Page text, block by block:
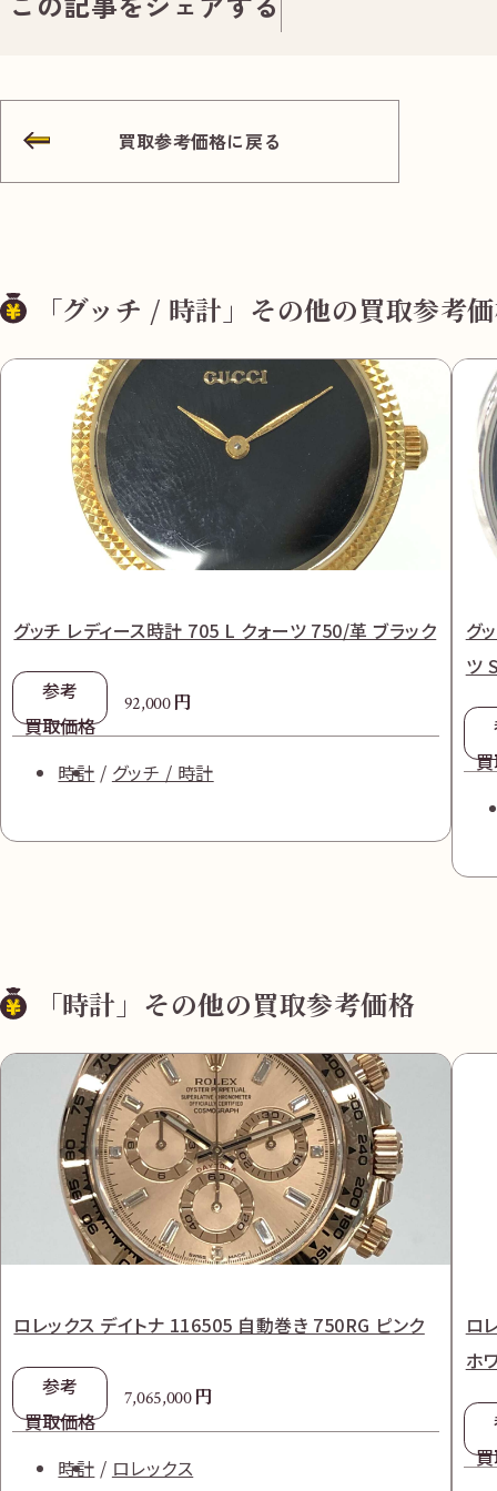
買取参考価格に戻る
「グッチ / 時計」その他の買取参考
グッチ レディース時計 705 L クォーツ 750/革 ブラック
参考
買取価格
92,000 円
時計 グッチ / 時計
グ
ツ
「時計」その他の買取参考価格
ロレックス デイトナ 116505 自動巻き 750RG ピンク
参考
買取価格
7,065,000円
時計 ロレックス
ロ
ホ